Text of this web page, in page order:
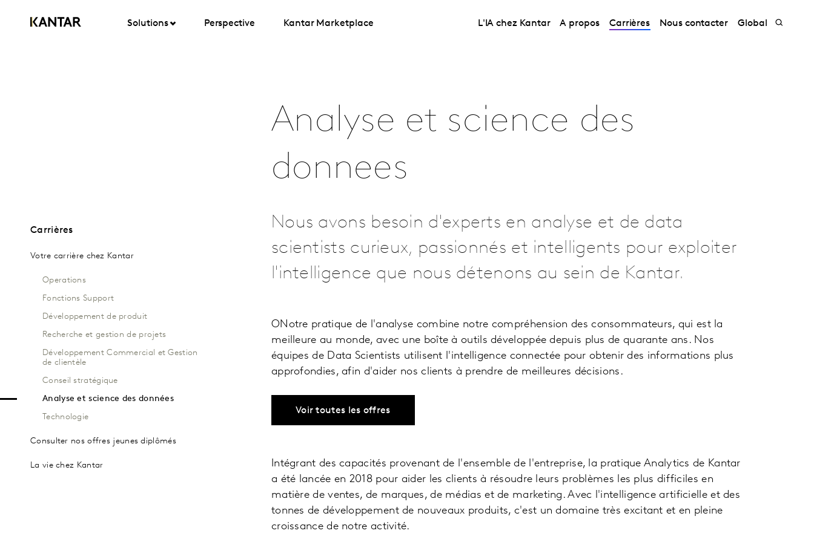
Solutions Perspective Kantar Marketplace L'IA chez Kantar A propos Carrières Nous contacter Global
Analyse et science des
donnees
Carrières
Votre carrière chez Kantar
Operations
Fonctions Support
Développement de produit
Recherche et gestion de projets
Développement Commercial et Gestion
de clientèle
Conseil stratégique
Analyse et science des données
Technologie
Consulter nos offres jeunes diplômés
La vie chez Kantar
Nous avons besoin d'experts en analyse et de data
scientists curieux, passionnés et intelligents pour exploiter
l'intelligence que nous détenons au sein de Kantar.
ONotre pratique de l'analyse combine notre compréhension des consommateurs, qui est la
meilleure au monde, avec une boîte à outils développée depuis plus de quarante ans. Nos
équipes de Data Scientists utilisent l'intelligence connectée pour obtenir des informations plus
approfondies, afin d'aider nos clients à prendre de meilleures décisions.
Voir toutes les offres
Intégrant des capacités provenant de l'ensemble de l'entreprise, la pratique Analytics de Kantar
a été lancée en 2018 pour aider les clients à résoudre leurs problèmes les plus difficiles en
matière de ventes, de marques, de médias et de marketing. Avec l'intelligence artificielle et des
tonnes de développement de nouveaux produits, c'est un domaine très excitant et en pleine
croissance de notre activité.